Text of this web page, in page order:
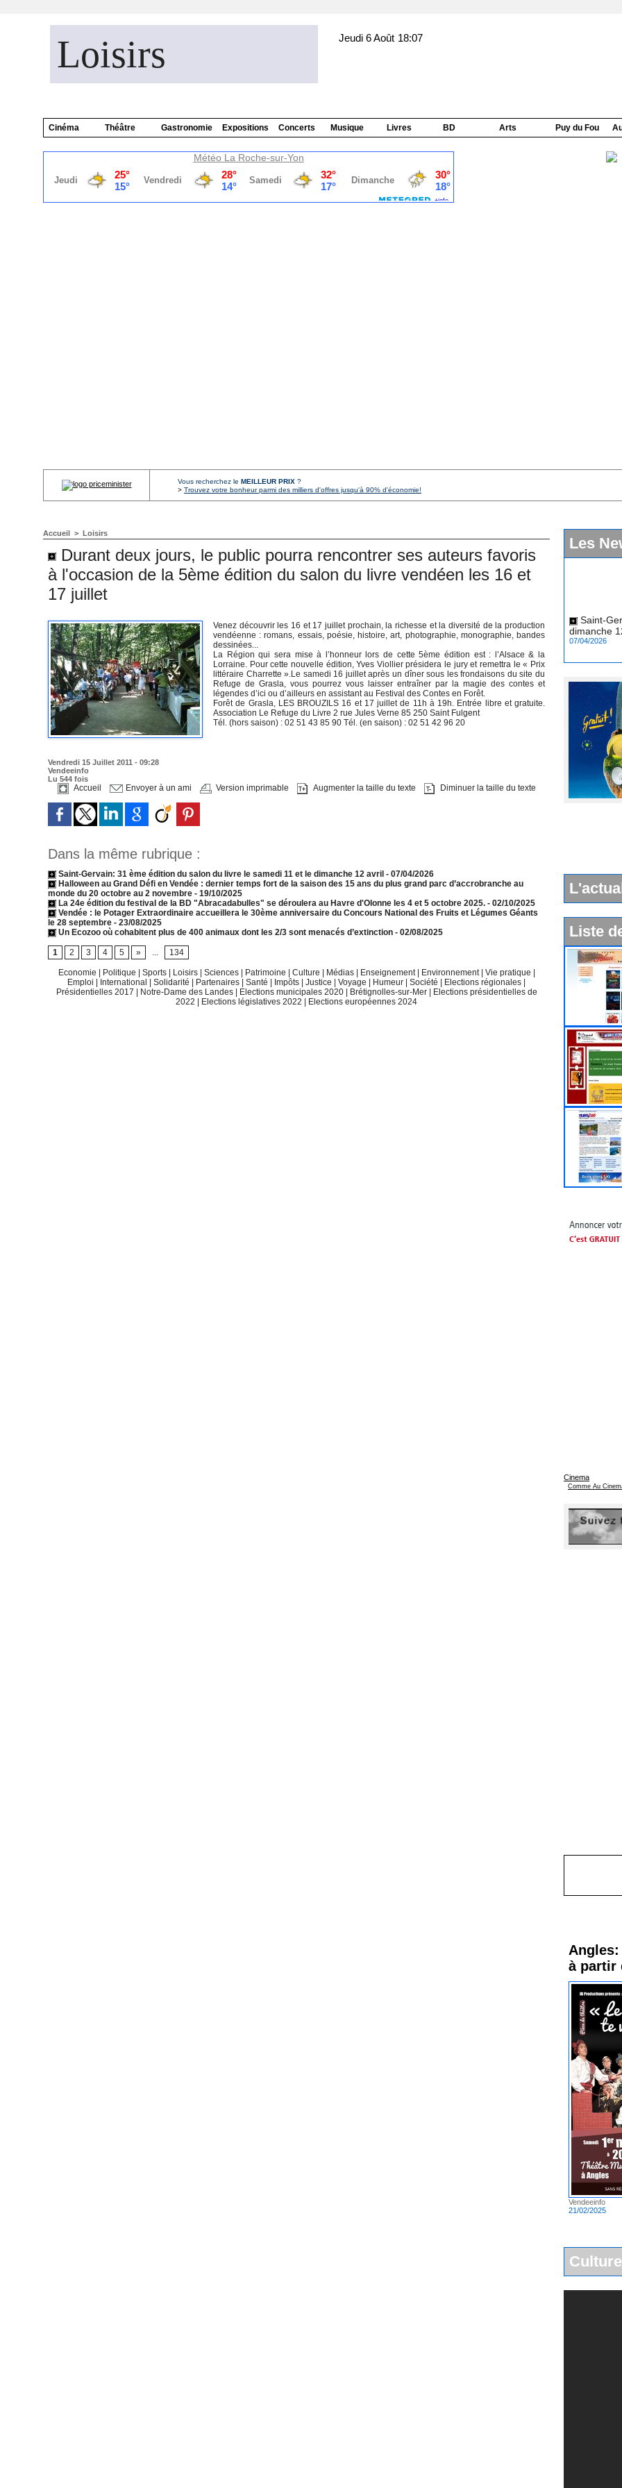
Loisirs Jeudi 6 Août 18:07
Cinéma Théâtre Gastronomie Expositions Concerts Musique Livres BD Arts Puy du Fou
Météo La Roche-sur-Yon
Vous recherchez le MEILLEUR PRIX ?
> Trouvez votre bonheur parmi des milliers d'offres jusqu'à 90% d'économie!
Accueil > Loisirs
Durant deux jours, le public pourra rencontrer ses auteurs favoris
à l'occasion de la 5ème édition du salon du livre vendéen les 16 et
17 juillet
Venez découvrir les 16 et 17 juillet prochain, la richesse et la diversité de la production
vendéenne : romans, essais, poésie, histoire, art, photographie, monographie, bandes
dessinées...
La Région qui sera mise à l’honneur lors de cette 5ème édition est : l’Alsace & la
Lorraine. Pour cette nouvelle édition, Yves Viollier présidera le jury et remettra le « Prix
littéraire Charrette ».Le samedi 16 juillet après un dîner sous les frondaisons du site du
Refuge de Grasla, vous pourrez vous laisser entraîner par la magie des contes et
légendes d’ici ou d’ailleurs en assistant au Festival des Contes en Forêt.
Forêt de Grasla, LES BROUZILS 16 et 17 juillet de 11h à 19h. Entrée libre et gratuite.
Association Le Refuge du Livre 2 rue Jules Verne 85 250 Saint Fulgent
Tél. (hors saison) : 02 51 43 85 90 Tél. (en saison) : 02 51 42 96 20
Vendredi 15 Juillet 2011 - 09:28
Vendeeinfo
Lu 544 fois
Accueil Envoyer à un ami Version imprimable Augmenter la taille du texte Diminuer la taille du texte
Dans la même rubrique :
Saint-Gervain: 31 ème édition du salon du livre le samedi 11 et le dimanche 12 avril - 07/04/2026
Halloween au Grand Défi en Vendée : dernier temps fort de la saison des 15 ans du plus grand parc d’accrobranche au
monde du 20 octobre au 2 novembre - 19/10/2025
La 24e édition du festival de la BD "Abracadabulles" se déroulera au Havre d'Olonne les 4 et 5 octobre 2025. - 02/10/2025
Vendée : le Potager Extraordinaire accueillera le 30ème anniversaire du Concours National des Fruits et Légumes Géants
le 28 septembre - 23/08/2025
Un Ecozoo où cohabitent plus de 400 animaux dont les 2/3 sont menacés d’extinction - 02/08/2025
1 2 3 4 5 » ... 134
Economie Politique Sports Loisirs Sciences Patrimoine Culture Médias Enseignement Environnement Vie pratique
Emploi
International Solidarité Partenaires Santé Impôts Justice Voyage Humeur Société Elections régionales
Présidentielles 2017
Notre-Dame des Landes Elections municipales 2020 Brétignolles-sur-Mer
Elections présidentielles de
2022
Elections législatives 2022 Elections européennes 2024
Les
dimanche
07/04/2026
Liste
Cinema
Comme Au
à partir
Vendeeinfo
21/02/2025